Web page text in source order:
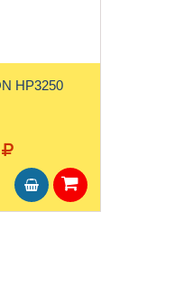
Мойка CHAMPION HP3250